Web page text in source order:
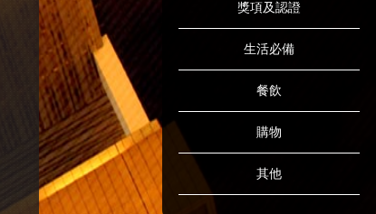
獎項及認證
生活必備
餐飲
購物
其他